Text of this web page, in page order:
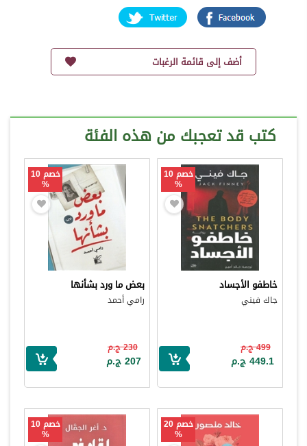
أضف إلى قائمة الرغبات
كتب قد تعجبك من هذه الفئة
خصم 10
%
خاطفو الأجساد
جاك فيني
499 ج.م
449.1 ج.م
خصم 10
%
بعض ما ورد بشأنها
رامي أحمد
230 ج.م
207 ج.م
خصم 20
%
خصم 10
%